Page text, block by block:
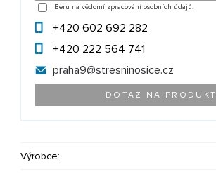
Beru na vědomí zpracování osobních údajů.
+420 602 692 282
+420 222 564 741
praha9@stresninosice.cz
DOTAZ NA PRODUKT
Výrobce: